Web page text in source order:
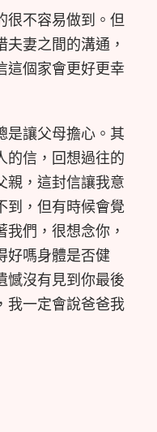
很不容易做到。但
妻之間的溝通，
這個家會更好更幸
是讓父母擔心。其
的信，回想過往的
親，這封信讓我意
到，但有時候會覺
們，很想念你，
好嗎身體是否健
憾沒有見到你最後
我一定會說爸爸我